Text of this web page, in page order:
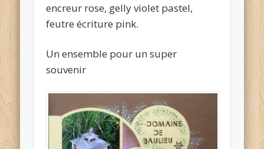
encreur rose, gelly violet pastel,
feutre écriture pink.
Un ensemble pour un super
souvenir